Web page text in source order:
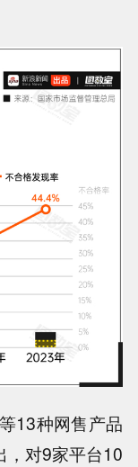
13种网售产品
，对9家平台10